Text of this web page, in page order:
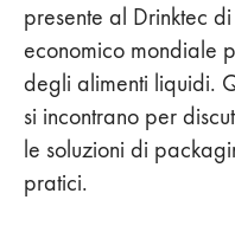
presente al Drinktec
economico mondiale
degli alimenti liquidi.
si incontrano per
le soluzioni di
pratici.